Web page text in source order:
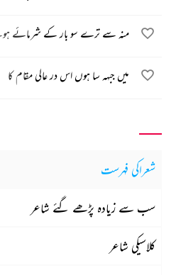
منہ سے ترے سو بار کے شرمائے
میں جبہہ سا ہوں اس در عالی مقام کا
شعراکی فہرست
سب سے زیادہ پڑھے گئے شاعر
کلاسیکی شاعر